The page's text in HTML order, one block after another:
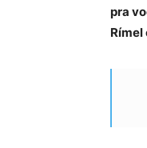
pra
Rímel